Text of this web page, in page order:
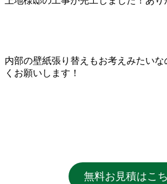
内部の壁紙張り替えもお考えみたい
くお願いします！
無料お見積はこ